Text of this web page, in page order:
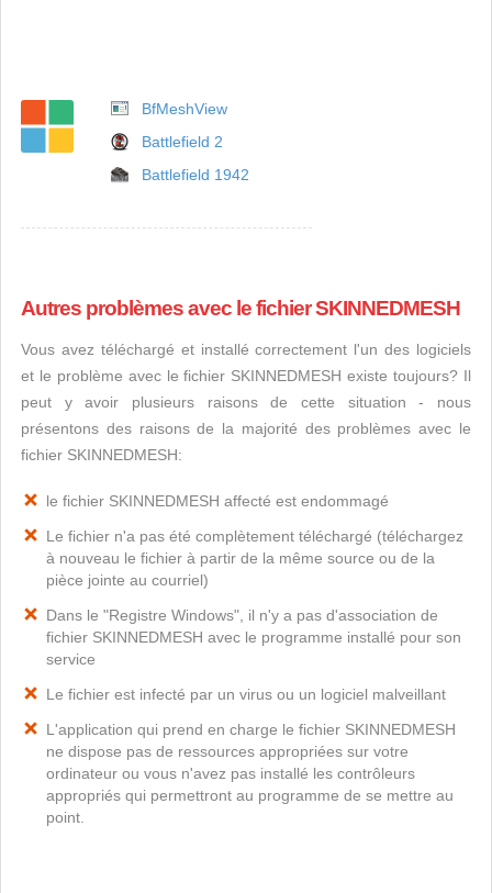
BfMeshView
Battlefield 2
Battlefield 1942
Autres problèmes avec le fichier SKINNEDMESH
Vous avez téléchargé et installé correctement l'un des logiciels
et le problème avec le fichier SKINNEDMESH existe toujours? Il
peut y avoir plusieurs raisons de cette situation - nous
présentons des raisons de la majorité des problèmes avec le
fichier SKINNEDMESH:
le fichier SKINNEDMESH affecté est endommagé
Le fichier n'a pas été complètement téléchargé (téléchargez
à nouveau le fichier à partir de la même source ou de la
pièce jointe au courriel)
Dans le "Registre Windows", il n'y a pas d'association de
fichier SKINNEDMESH avec le programme installé pour son
service
Le fichier est infecté par un virus ou un logiciel malveillant
L'application qui prend en charge le fichier SKINNEDMESH
ne dispose pas de ressources appropriées sur votre
ordinateur ou vous n'avez pas installé les contrôleurs
appropriés qui permettront au programme de se mettre au
point.